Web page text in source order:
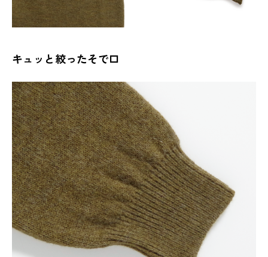
キュッと絞ったそで口